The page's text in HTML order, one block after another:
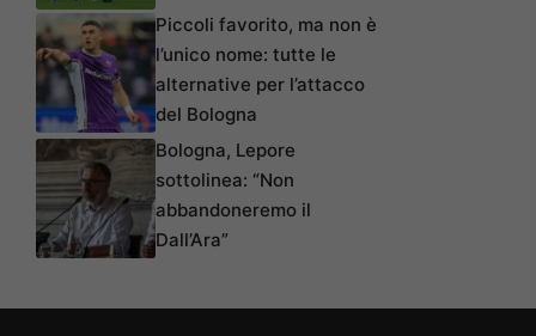
Piccoli favorito, ma non è
l’unico nome: tutte le
alternative per l’attacco
del Bologna
Bologna, Lepore
sottolinea: “Non
abbandoneremo il
Dall’Ara”